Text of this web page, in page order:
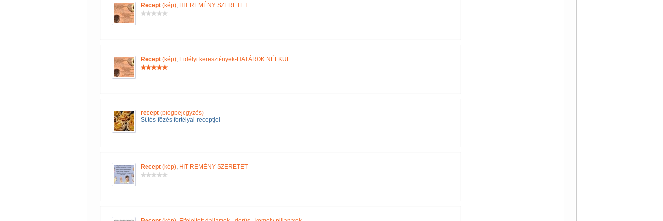
Recept(kép), HIT REMÉNY SZERETET
Recept(kép), Erdélyi keresztények-HATÁROK NÉLKÜL
recept(blogbejegyzés)
Sütés-főzés fortélyai-receptjei
Recept(kép), HIT REMÉNY SZERETET